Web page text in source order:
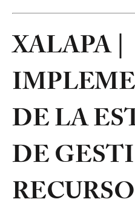
XALAPA |
DE LA
DE